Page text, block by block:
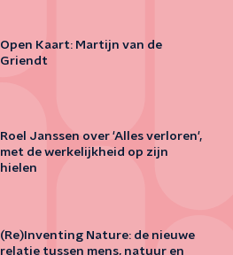
Open Kaart: Martijn van de
Griendt
Roel Janssen over 'Alles verloren',
met de werkelijkheid op zijn
hielen
(Re)Inventing Nature: de nieuwe
relatie tussen mens, natuur en